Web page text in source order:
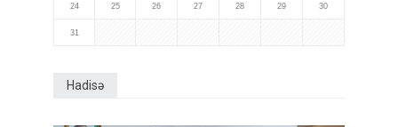
24 25 26 27 28 29 30
31
Hadisə